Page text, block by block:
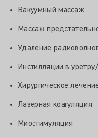
Вакуумный массаж
Массаж
Удаление
Инстилляции в
Хирургическое
Лазерная коагуляция
Миостимуляция